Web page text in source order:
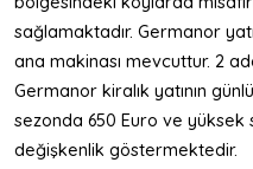
sağlamaktadır. Germanor
ana makinası mevcuttur. 2
Germanor kiralık yatının
sezonda 650 Euro ve yüksek
değişkenlik göstermektedir.